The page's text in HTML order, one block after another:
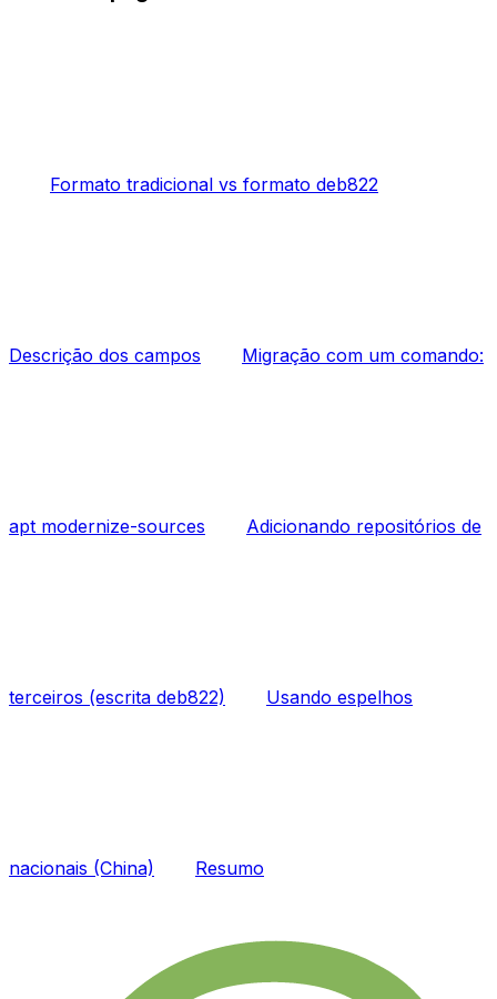
Formato tradicional vs formato deb822
Descrição dos campos Migração com um comando:
apt modernize-sources Adicionando repositórios de
terceiros (escrita deb822) Usando espelhos
nacionais (China) Resumo